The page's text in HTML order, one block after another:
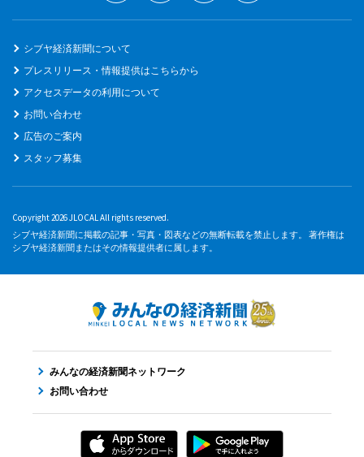
シブヤ経済新聞について
プレスリリース・情報提供はこちらから
アクセスデータの利用について
お問い合わせ
広告のご案内
スタッフ募集
Copyright 2026 JLOCAL All rights reserved.
シブヤ経済新聞に掲載の記事・写真・図表などの無断転載を禁止します。 著作権は
シブヤ経済新聞またはその情報提供者に属します。
みんなの経済新聞ネットワーク
お問い合わせ